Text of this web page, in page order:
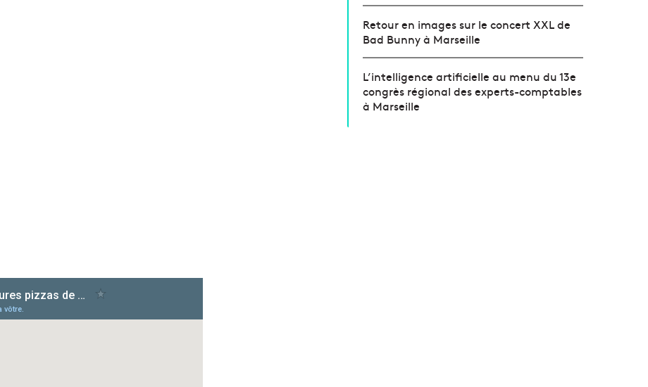
Retour en images sur le concert XXL de
Bad Bunny à Marseille
L’intelligence artificielle au menu du 13e
congrès régional des experts-comptables
à Marseille